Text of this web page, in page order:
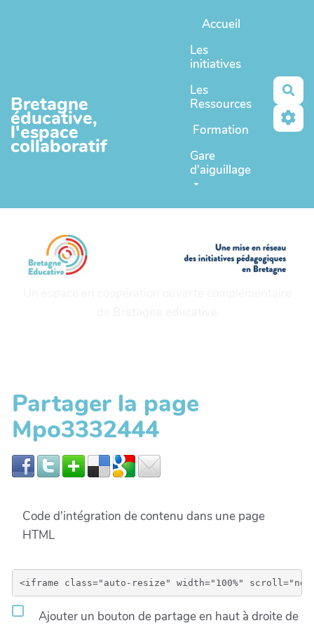
Bretagne
éducative,
l'espace
collaboratif
Accueil
Les
initiatives
Les
Ressources
Formation
Gare
d'aiguillage
Partager la page
Mpo3332444
Code d'intégration de contenu dans une page
HTML
Ajouter un bouton de partage en haut à droite de